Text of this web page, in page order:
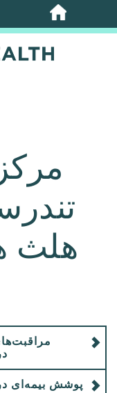
پرش
هلث
پوشش بیمه‌ای